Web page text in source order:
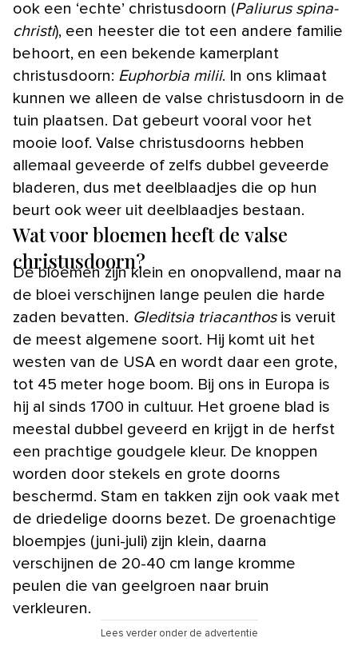
ook een ‘echte’ christusdoorn (Paliurus spina-
christi), een heester die tot een andere familie
behoort, en een bekende kamerplant
christusdoorn: Euphorbia milii. In ons klimaat
kunnen we alleen de valse christusdoorn in de
tuin plaatsen. Dat gebeurt vooral voor het
mooie loof. Valse christusdoorns hebben
allemaal geveerde of zelfs dubbel geveerde
bladeren, dus met deelblaadjes die op hun
beurt ook weer uit deelblaadjes bestaan.
Wat voor bloemen heeft de valse
christusdoorn?
De bloemen zijn klein en onopvallend, maar na
de bloei verschijnen lange peulen die harde
zaden bevatten. Gleditsia triacanthosis veruit
de meest algemene soort. Hij komt uit het
westen van de USA en wordt daar een grote,
tot 45 meter hoge boom. Bij ons in Europa is
hij al sinds 1700 in cultuur. Het groene blad is
meestal dubbel geveerd en krijgt in de herfst
een prachtige goudgele kleur. De knoppen
worden door stekels en grote doorns
beschermd. Stam en takken zijn ook vaak met
de driedelige doorns bezet. De groenachtige
bloempjes (juni-juli) zijn klein, daarna
verschijnen de 20-40 cm lange kromme
peulen die van geelgroen naar bruin
verkleuren.
Lees verder onder de advertentie